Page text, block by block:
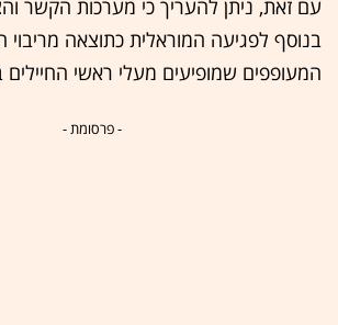
עם זאת, ניתן להעריך כי מערכות הקשר
בנוסף לפגיעה המוראלית כתוצאה מריבוי
המעופפים שמופיעים מעלי ראשי החיילים
- פרסומת -